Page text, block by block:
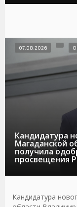
Кандидатура
Магаданской
получила
просвещения
07.08.2026
Кандидатура